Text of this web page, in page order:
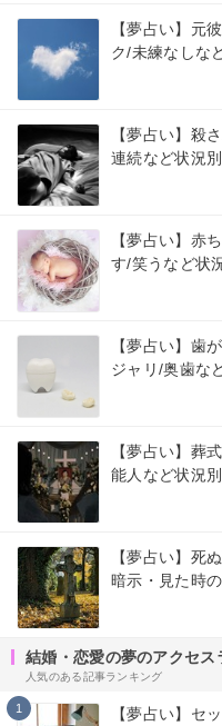
【夢占い】元
ク/未練なしな
【夢占い】殺
連続など状況
【夢占い】赤
す/笑うなど状
【夢占い】歯
ジャリ/奥歯な
【夢占い】葬
能人など状況別
【夢占い】死
暗示・見た時
結婚・恋愛の夢のアクセス
人気のある記事ランキング
1
【夢占い】セ